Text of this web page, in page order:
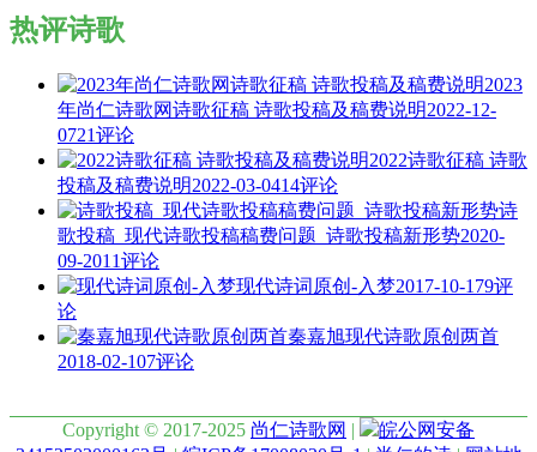
热评诗歌
2023
年尚仁诗歌网诗歌征稿 诗歌投稿及稿费说明2022-12-
0721评论
2022诗歌征稿 诗歌
投稿及稿费说明2022-03-0414评论
诗
歌投稿_现代诗歌投稿稿费问题_诗歌投稿新形势2020-
09-2011评论
现代诗词原创-入梦2017-10-179评
论
秦嘉旭现代诗歌原创两首
2018-02-107评论
Copyright © 2017-2025 尚仁诗歌网 |
皖公网安备